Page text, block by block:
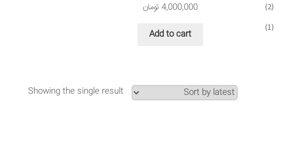
4,000,000 تومان
Add to cart
Showing the single result
(2)
(1)